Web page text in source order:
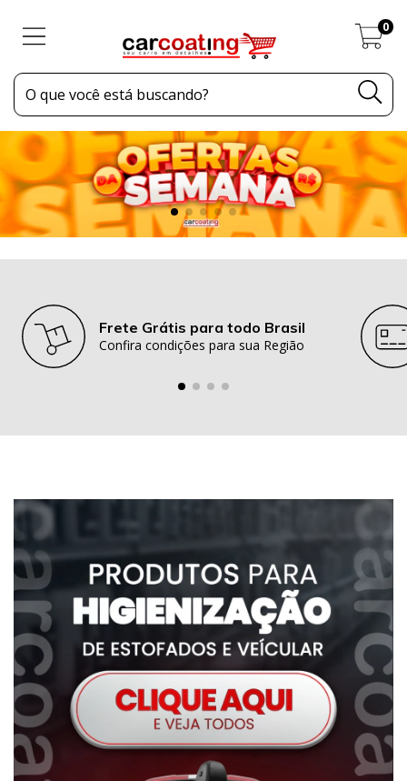
0
Frete Grátis para todo Brasil
Confira condições para sua Região